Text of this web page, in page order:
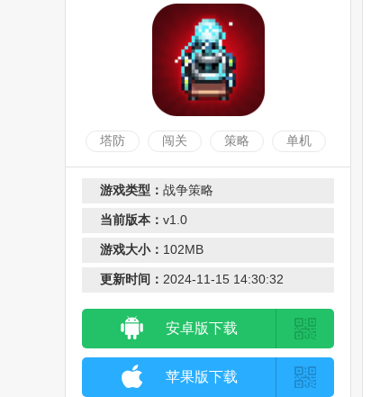
塔防 闯关 策略 单机
游戏类型： 战争策略
当前版本： v1.0
游戏大小： 102MB
更新时间： 2024-11-15 14:30:32
安卓版下载
苹果版下载